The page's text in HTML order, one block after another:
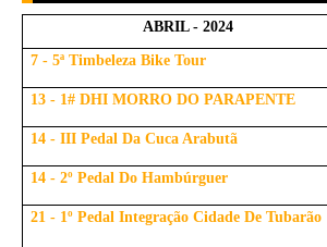
ABRIL - 2024
7 - 5ª Timbeleza Bike Tour
13 - 1# DHI MORRO DO PARAPENTE
14 - III Pedal Da Cuca Arabutã
14 - 2º Pedal Do Hambúrguer
21 - 1º Pedal Integração Cidade De Tubarão